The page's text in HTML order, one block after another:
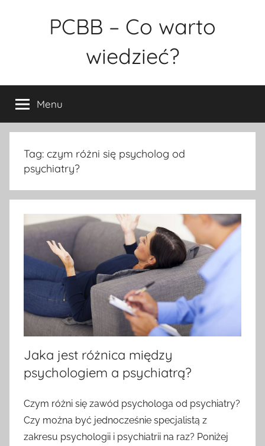
PCBB – Co warto
wiedzieć?
Menu
Tag: czym różni się psycholog od
psychiatry?
Jaka jest różnica między
psychologiem a psychiatrą?
p
u
b
Czym różni się zawód psychologa od psychiatry?
Czy można być jednocześnie specjalistą z
zakresu psychologii i psychiatrii na raz? Poniżej